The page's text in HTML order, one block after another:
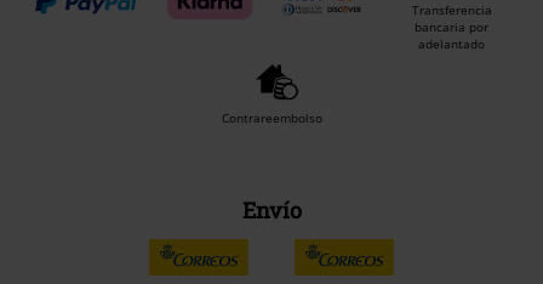
Transferencia
bancaria por
adelantado
Contrareembolso
Envío